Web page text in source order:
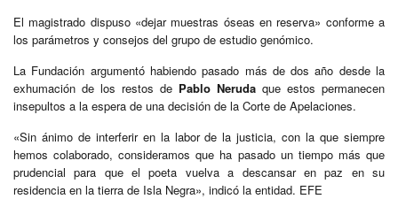
El magistrado dispuso «dejar muestras óseas en reserva» conforme a
los parámetros y consejos del grupo de estudio genómico.
La Fundación argumentó habiendo pasado más de dos año desde la
exhumación de los restos de Pablo Neruda que estos permanecen
insepultos a la espera de una decisión de la Corte de Apelaciones.
«Sin ánimo de interferir en la labor de la justicia, con la que siempre
hemos colaborado, consideramos que ha pasado un tiempo más que
prudencial para que el poeta vuelva a descansar en paz en su
residencia en la tierra de Isla Negra», indicó la entidad. EFE